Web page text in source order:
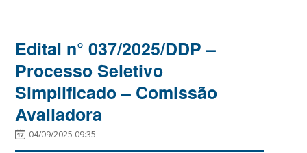
Edital n° 037/2025/DDP –
Processo Seletivo
Simplificado – Comissão
Avaliadora
04/09/2025 09:35